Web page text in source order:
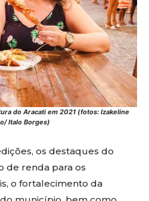
do Aracati em 2021 (fotos: Izakeline
Italo Borges)
os destaques do
de renda para os
o fortalecimento da